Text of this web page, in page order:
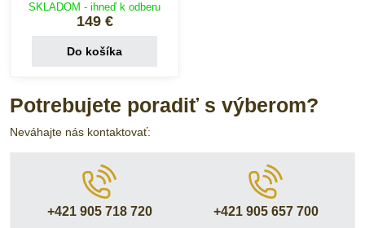
SKLADOM - ihneď k odberu
149 €
Do košíka
Potrebujete poradiť s výberom?
Neváhajte nás kontaktovať:
+421 905 718 720 +421 905 657 700